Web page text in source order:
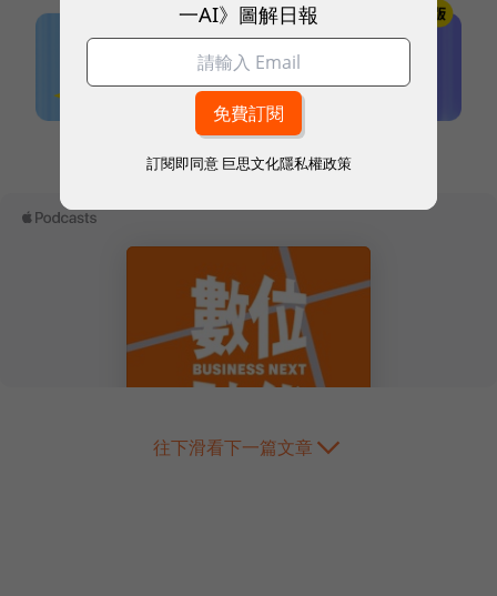
往下滑看下一篇文章
一AI》圖解日報
訂閱即同意 巨思文化隱私權政策